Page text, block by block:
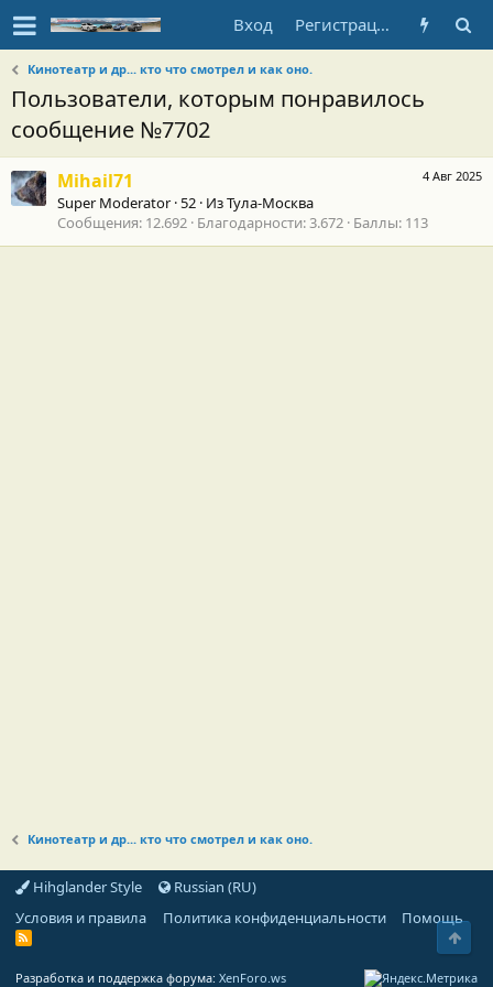
Вход Регистрация
Кинотеатр и др... кто что смотрел и как оно.
Пользователи, которым понравилось
сообщение №7702
4 Авг 2025
Mihail71
Super Moderator ·52 · ИзТула-Москва
Сообщения 12.692 Благодарности 3.672 Баллы 113
Кинотеатр и др... кто что смотрел и как оно.
Hihglander Style
Russian (RU)
Условия и правила
Политика конфиденциальности Помощь
R
Разработка и поддержка форума: XenForo.ws